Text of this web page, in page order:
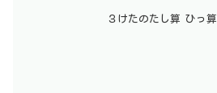
３けたのたし算 ひっ算